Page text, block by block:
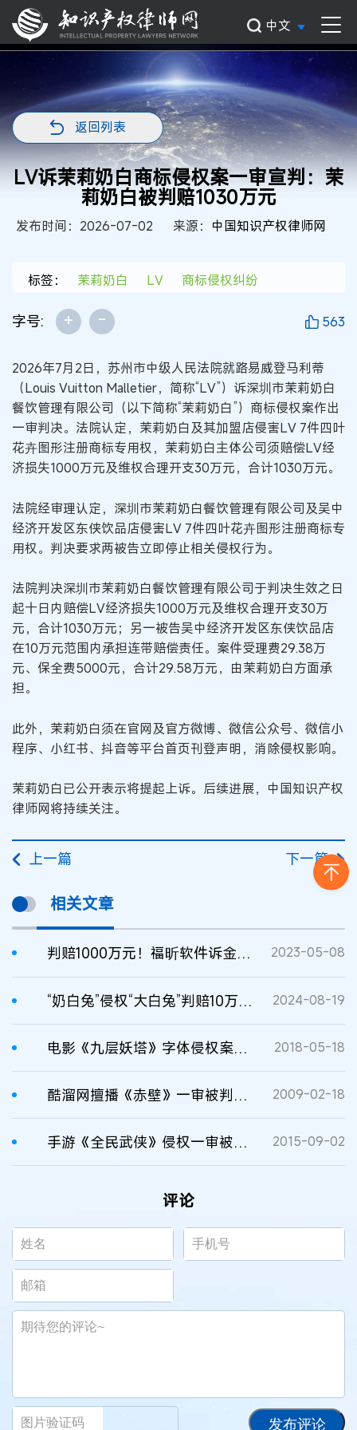
中文
返回列表
LV诉茉莉奶白商标侵权案一审宣判：茉
莉奶白被判赔1030万元
发布时间：2026-07-02 来源： 中国知识产权律师网
标签： 茉莉奶白 LV 商标侵权纠纷
字号: + - 563
2026年7月2日，苏州市中级人民法院就路易威登马利蒂
（Louis Vuitton Malletier，简称“LV”）诉深圳市茉莉奶白
餐饮管理有限公司（以下简称“茉莉奶白”）商标侵权案作出
一审判决。法院认定，茉莉奶白及其加盟店侵害LV 7件四叶
花卉图形注册商标专用权，茉莉奶白主体公司须赔偿LV经
济损失1000万元及维权合理开支30万元，合计1030万元。
法院经审理认定，深圳市茉莉奶白餐饮管理有限公司及吴中
经济开发区东侠饮品店侵害LV 7件四叶花卉图形注册商标专
用权。判决要求两被告立即停止相关侵权行为。
法院判决深圳市茉莉奶白餐饮管理有限公司于判决生效之日
起十日内赔偿LV经济损失1000万元及维权合理开支30万
元，合计1030万元；另一被告吴中经济开发区东侠饮品店
在10万元范围内承担连带赔偿责任。案件受理费29.38万
元、保全费5000元，合计29.58万元，由茉莉奶白方面承
担。
此外，茉莉奶白须在官网及官方微博、微信公众号、微信小
程序、小红书、抖音等平台首页刊登声明，消除侵权影响。
茉莉奶白已公开表示将提起上诉。后续进展，中国知识产权
律师网将持续关注。
上一篇 下一篇
相关文章
判赔1000万元！福昕软件诉金山办公软著侵权案一审宣判 2023-05-08
“奶白兔”侵权“大白兔”判赔10万余元 2024-08-19
电影《九层妖塔》字体侵权案一审宣判 7个字被判赔偿14万 2018-05-18
酷溜网擅播《赤壁》一审被判赔5万元 2009-02-18
手游《全民武侠》侵权一审被判赔210万元 2015-09-02
评论
发布评论